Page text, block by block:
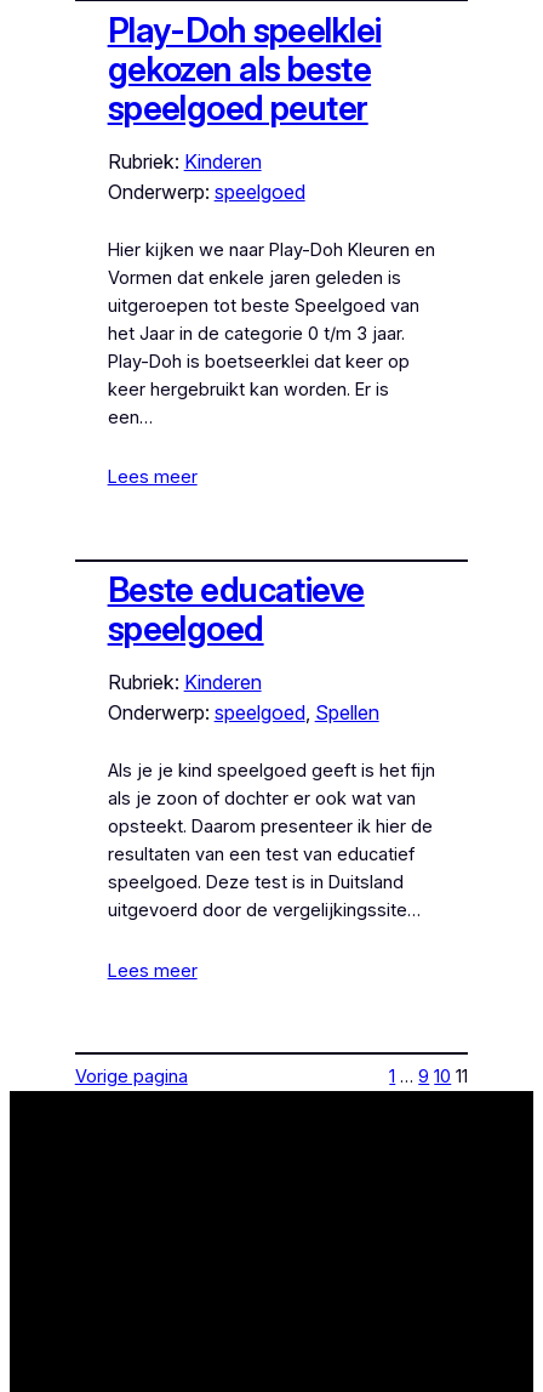
Play-Doh speelklei
gekozen als beste
speelgoed peuter
Rubriek: Kinderen
Onderwerp: speelgoed
Hier kijken we naar Play-Doh Kleuren en
Vormen dat enkele jaren geleden is
uitgeroepen tot beste Speelgoed van
het Jaar in de categorie 0 t/m 3 jaar.
Play-Doh is boetseerklei dat keer op
keer hergebruikt kan worden. Er is
een…
Lees meer
Beste educatieve
speelgoed
Rubriek: Kinderen
Onderwerp: speelgoed, Spellen
Als je je kind speelgoed geeft is het fijn
als je zoon of dochter er ook wat van
opsteekt. Daarom presenteer ik hier de
resultaten van een test van educatief
speelgoed. Deze test is in Duitsland
uitgevoerd door de vergelijkingssite…
Lees meer
Vorige pagina 1 … 9 10 11